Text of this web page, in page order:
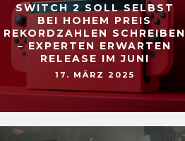
SWITCH 2 SOLL SELBST
BEI HOHEM PREIS
REKORDZAHLEN SCHREIBEN
– EXPERTEN ERWARTEN
RELEASE IM JUNI
17. MÄRZ 2025